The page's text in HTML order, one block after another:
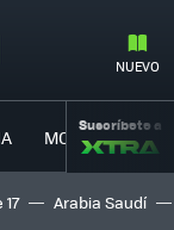
NUEVO
MOVILIDAD
Suscríbete a
Arabia Saudí